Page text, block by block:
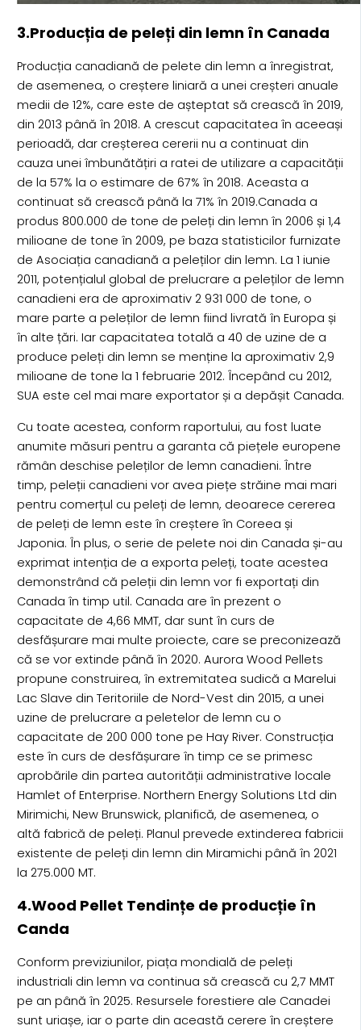
3.Producția de peleți din lemn în Canada
Producția canadiană de pelete din lemn a înregistrat,
de asemenea, o creștere liniară a unei creșteri anuale
medii de 12%, care este de așteptat să crească în 2019,
din 2013 până în 2018. A crescut capacitatea în aceeași
perioadă, dar creșterea cererii nu a continuat din
cauza unei îmbunătățiri a ratei de utilizare a capacității
de la 57% la o estimare de 67% în 2018. Aceasta a
continuat să crească până la 71% în 2019.Canada a
produs 800.000 de tone de peleți din lemn în 2006 și 1,4
milioane de tone în 2009, pe baza statisticilor furnizate
de Asociația canadiană a peleților din lemn. La 1 iunie
2011, potențialul global de prelucrare a peleților de lemn
canadieni era de aproximativ 2 931 000 de tone, o
mare parte a peleților de lemn fiind livrată în Europa și
în alte țări. Iar capacitatea totală a 40 de uzine de a
produce peleți din lemn se menține la aproximativ 2,9
milioane de tone la 1 februarie 2012. Începând cu 2012,
SUA este cel mai mare exportator și a depășit Canada.
Cu toate acestea, conform raportului, au fost luate
anumite măsuri pentru a garanta că piețele europene
rămân deschise peleților de lemn canadieni. Între
timp, peleții canadieni vor avea piețe străine mai mari
pentru comerțul cu peleți de lemn, deoarece cererea
de peleți de lemn este în creștere în Coreea și
Japonia. În plus, o serie de pelete noi din Canada și-au
exprimat intenția de a exporta peleți, toate acestea
demonstrând că peleții din lemn vor fi exportați din
Canada în timp util. Canada are în prezent o
capacitate de 4,66 MMT, dar sunt în curs de
desfășurare mai multe proiecte, care se preconizează
că se vor extinde până în 2020. Aurora Wood Pellets
propune construirea, în extremitatea sudică a Marelui
Lac Slave din Teritoriile de Nord-Vest din 2015, a unei
uzine de prelucrare a peletelor de lemn cu o
capacitate de 200 000 tone pe Hay River. Construcția
este în curs de desfășurare în timp ce se primesc
aprobările din partea autorității administrative locale
Hamlet of Enterprise. Northern Energy Solutions Ltd din
Mirimichi, New Brunswick, planifică, de asemenea, o
altă fabrică de peleți. Planul prevede extinderea fabricii
existente de peleți din lemn din Miramichi până în 2021
la 275.000 MT.
4.Wood Pellet Tendințe de producție în
Canda
Conform previziunilor, piața mondială de peleți
industriali din lemn va continua să crească cu 2,7 MMT
pe an până în 2025. Resursele forestiere ale Canadei
sunt uriașe, iar o parte din această cerere în creștere